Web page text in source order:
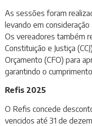
As sessões foram
levando em
Os vereadores também
Constituição e Justiça
Orçamento (CFO) para
garantindo o
Refis 2025
O Refis concede
vencidos até 31 de